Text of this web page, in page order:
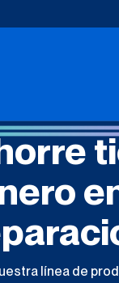
línea de